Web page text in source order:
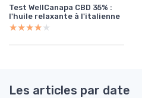
Test WellCanapa CBD 35% :
l'huile relaxante à l'italienne
★★★★★
★★★★★
Les articles par date